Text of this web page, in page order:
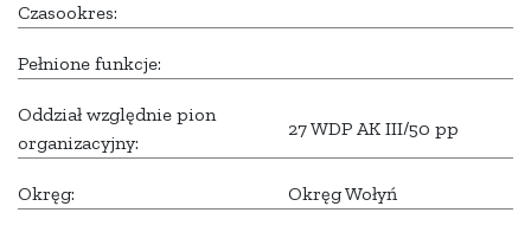
Czasookres:
Pełnione funkcje:
Oddział względnie pion
organizacyjny:
27 WDP AK III/50 pp
Okręg: Okręg Wołyń